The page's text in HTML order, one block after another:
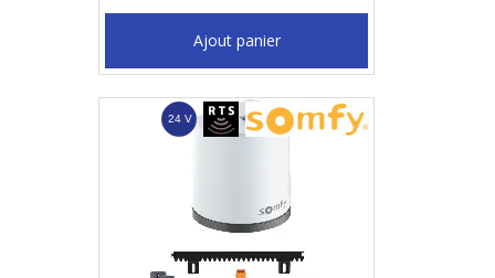
Ajout panier